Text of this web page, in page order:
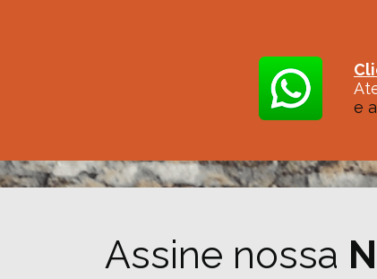
e
Assine nossa